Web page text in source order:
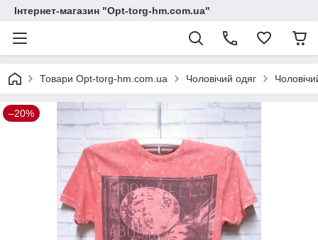
Інтернет-магазин "Opt-torg-hm.com.ua"
Товари Opt-torg-hm.com.ua Чоловічий одяг
–20%